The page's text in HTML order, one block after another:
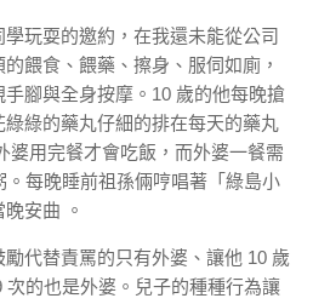
玩耍的邀約，在我還未能從公司
餵食、餵藥、擦身、服伺如廁，
腳與全身按摩。10 歲的他每晚搶
綠的藥丸仔細的排在每天的藥丸
婆用完餐才會吃飯，而外婆一餐需
每晚睡前祖孫倆哼唱著「綠島小
安曲 。
代替責罵的只有外婆、讓他 10 歲
的也是外婆。兒子的種種行為讓